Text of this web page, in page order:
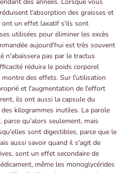
l'absorption des graisses et
ont un effet laxatif s'ils sont
utilisées pour éliminer les excès
aujourd'hui est très souvent
n'abaissera pas par le tractus
réduira le poids corporel
des effets. Sur l'utilisation
et l'augmentation de l'effort
ils ont aussi la capsule du
kilogrammes inutiles. La parole
parce qu'alors seulement, mais
sont digestibles, parce que le
aussi savoir quand il s'agit de
sont un effet secondaire de
même les monoglycérides